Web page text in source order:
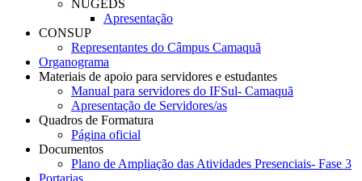
NUGEDS
Apresentação
CONSUP
Representantes do Câmpus Camaquã
Organograma
Materiais de apoio para servidores e estudantes
Manual para servidores do IFSul- Camaquã
Apresentação de Servidores/as
Quadros de Formatura
Página oficial
Documentos
Plano de Ampliação das Atividades Presenciais- Fase 3
Portarias